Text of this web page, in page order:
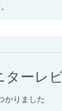
ターレ
かりました